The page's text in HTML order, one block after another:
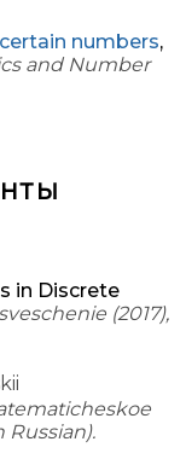
numbers,
and Number
in Discrete
(2017),
Russian).